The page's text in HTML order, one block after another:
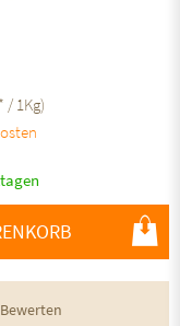
/ 1Kg)
Bewerten